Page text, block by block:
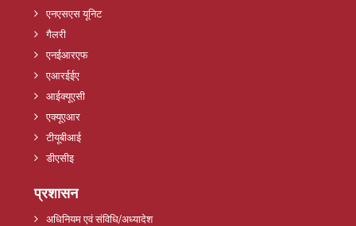
एनएसएस यूनिट
गैलरी
एनईआरएफ
एआरईईए
आईक्यूएसी
एक्यूएआर
टीयूबीआई
डीएसीइ
प्रशासन
अधिनियम एवं संविधि/अध्यादेश